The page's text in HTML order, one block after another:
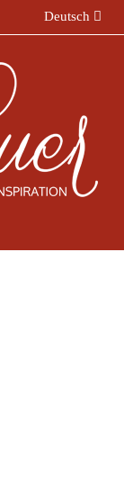
Deutsch